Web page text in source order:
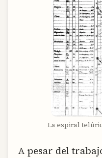
La espiral
A pesar del